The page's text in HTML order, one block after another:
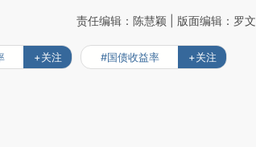
责任编辑：陈慧颖 | 版面编辑：罗文
+关注 #国债收益率 +关注